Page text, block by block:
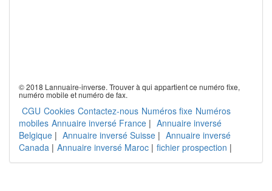
© 2018 Lannuaire-inverse. Trouver à qui appartient ce numéro fixe,
numéro mobile et numéro de fax.
CGU Cookies Contactez-nous Numéros fixe Numéros
mobiles Annuaire inversé France | Annuaire inversé
Belgique | Annuaire inversé Suisse | Annuaire inversé
Canada | Annuaire inversé Maroc | fichier prospection |